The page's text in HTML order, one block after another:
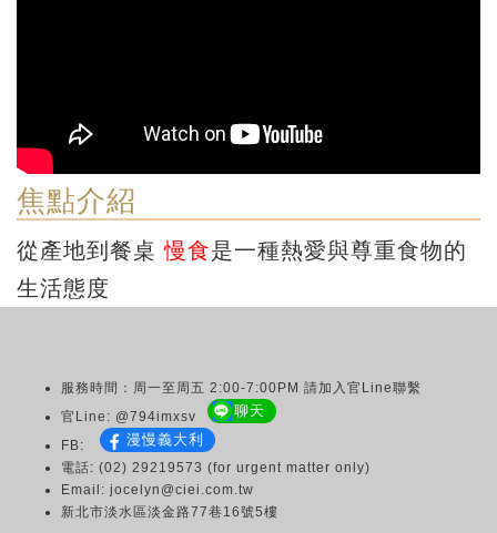
焦點介紹
從產地到餐桌慢食是一種熱愛與尊重食物的
生活態度
服務時間：周一至周五 2:00-7:00PM 請加入官Line聯繫
官Line: @794imxsv
聊天
FB: 漫慢義大利
電話: (02) 29219573 (for urgent matter only)
Email: jocelyn@ciei.com.tw
新北市淡水區淡金路77巷16號5樓